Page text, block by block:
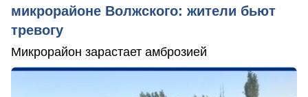
микрорайоне Волжского: жители бьют
тревогу
Микрорайон зарастает амброзией